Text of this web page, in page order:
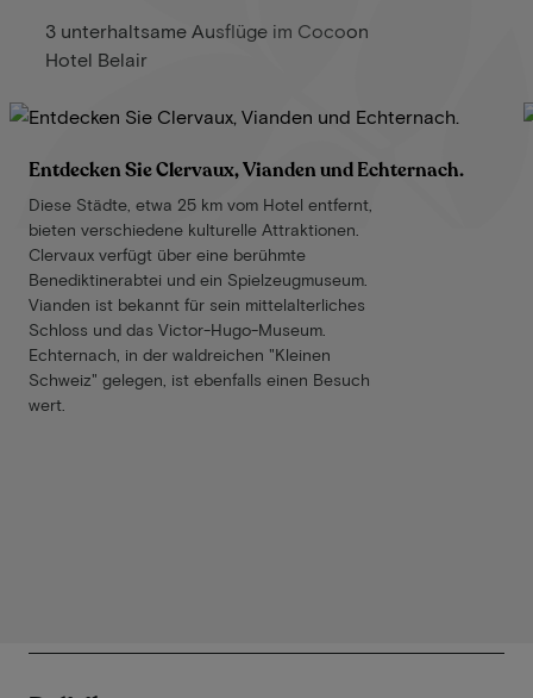
3 unterhaltsame Ausflüge im Cocoon
Hotel Belair
Entdecken Sie Clervaux, Vianden und Echternach.
Diese Städte, etwa 25 km vom Hotel entfernt,
bieten verschiedene kulturelle Attraktionen.
Clervaux verfügt über eine berühmte
Benediktinerabtei und ein Spielzeugmuseum.
Vianden ist bekannt für sein mittelalterliches
Schloss und das Victor-Hugo-Museum.
Echternach, in der waldreichen "Kleinen
Schweiz" gelegen, ist ebenfalls einen Besuch
wert.